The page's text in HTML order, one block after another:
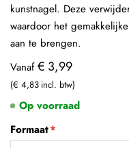
Vanaf € 3,99
€ 4,83
Formaat
Op voorraad
kunstnagel. Deze
waardoor het
aan te brengen.